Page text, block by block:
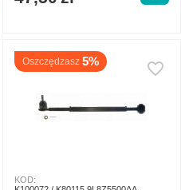
Oszczędzasz 5%
KOD: